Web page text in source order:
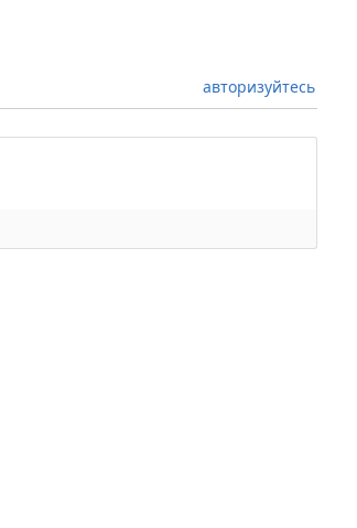
авторизуйтесь